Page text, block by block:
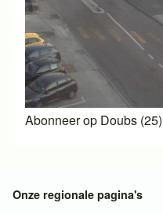
Abonneer op Doubs (25)
Onze regionale pagina's